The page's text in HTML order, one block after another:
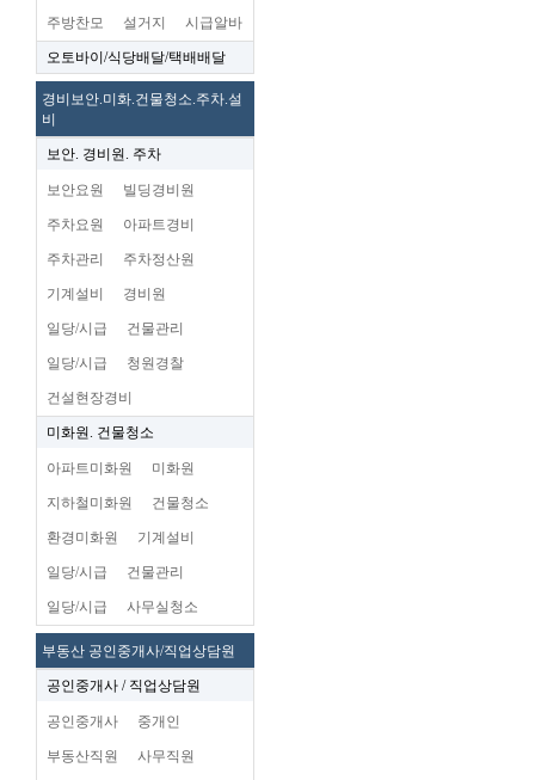
주방찬모 설거지 시급알바
오토바이/식당배달/택배배달
경비보안.미화.건물청소.주차.설
비
보안. 경비원. 주차
보안요원 빌딩경비원
주차요원 아파트경비
주차관리 주차정산원
기계설비 경비원
일당/시급 건물관리
일당/시급 청원경찰
건설현장경비
미화원. 건물청소
아파트미화원 미화원
지하철미화원 건물청소
환경미화원 기계설비
일당/시급 건물관리
일당/시급 사무실청소
부동산 공인중개사/직업상담원
공인중개사 / 직업상담원
공인중개사 중개인
부동산직원 사무직원